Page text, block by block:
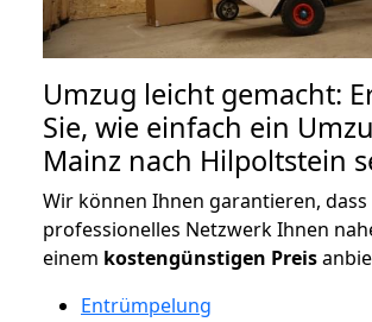
Umzug leicht gemacht:
Sie, wie einfach ein
Mainz nach Hilpoltstein
Wir können Ihnen garantieren,
professionelles Netzwerk Ihnen
einem kostengünstigen Preis
Entrümpelung